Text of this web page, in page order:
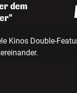
dem
Kinos Double-